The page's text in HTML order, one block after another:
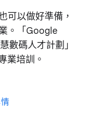
可以​做​好​準備，​
。​「Google
數​碼人​才​計劃」​
業​培訓。